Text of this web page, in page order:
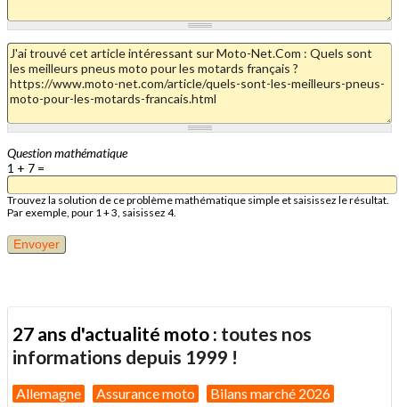
Question mathématique
1 + 7 =
Trouvez la solution de ce problème mathématique simple et saisissez le résultat.
Par exemple, pour 1 + 3, saisissez 4.
27 ans d'actualité moto : toutes nos
informations depuis 1999 !
Allemagne Assurance moto Bilans marché 2026